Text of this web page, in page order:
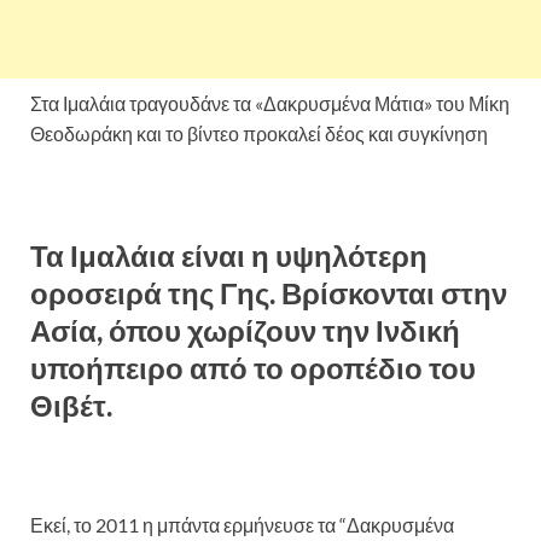
Στα Ιμαλάια τραγουδάνε τα «Δακρυσμένα Μάτια» του Μίκη
Θεοδωράκη και το βίντεο προκαλεί δέος και συγκίνηση
Τα Ιμαλάια είναι η υψηλότερη
οροσειρά της Γης. Βρίσκονται στην
Ασία, όπου χωρίζουν την Ινδική
υποήπειρο από το οροπέδιο του
Θιβέτ.
Εκεί, το 2011 η μπάντα ερμήνευσε τα “Δακρυσμένα